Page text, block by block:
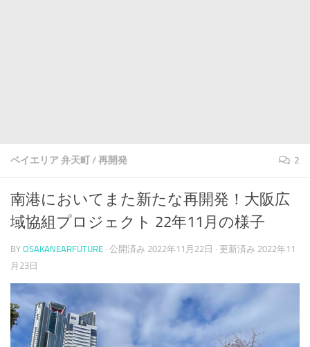
ベイエリア 弁天町/再開発 2
南港においてまた新たな再開発！大阪広
域協組プロジェクト 22年11月の様子
BY OSAKANEARFUTURE · 公開済み 2022年11月22日 · 更新済み 2022年11
月23日